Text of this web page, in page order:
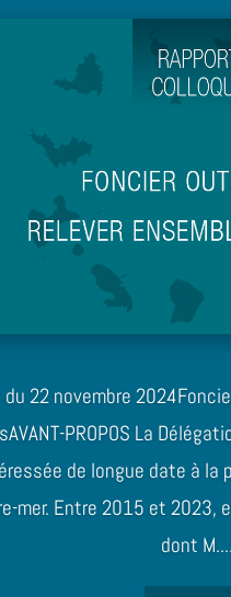
du 22 novembre
PROPOS La
de longue date à la
mer. Entre 2015 et 2023,
dont M....